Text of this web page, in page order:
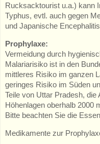
Rucksacktourist u.a.) kann
Typhus, evtl. auch gegen
und Japanische
Prophylaxe:
Vermeidung durch
Malariarisiko ist in den
mittleres Risiko im ganzen
geringes Risiko im Süden
Teile von Uttar Pradesh, die
Höhenlagen oberhalb 2000
Bitte beachten Sie die
Medikamente zur